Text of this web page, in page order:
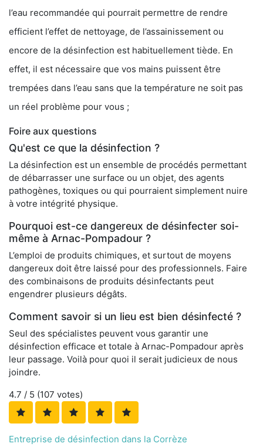
l’eau recommandée qui pourrait permettre de rendre
efficient l’effet de nettoyage, de l’assainissement ou
encore de la désinfection est habituellement tiède. En
effet, il est nécessaire que vos mains puissent être
trempées dans l’eau sans que la température ne soit pas
un réel problème pour vous ;
Foire aux questions
Qu'est ce que la désinfection ?
La désinfection est un ensemble de procédés permettant
de débarrasser une surface ou un objet, des agents
pathogènes, toxiques ou qui pourraient simplement nuire
à votre intégrité physique.
Pourquoi est-ce dangereux de désinfecter soi-
même à Arnac-Pompadour ?
L’emploi de produits chimiques, et surtout de moyens
dangereux doit être laissé pour des professionnels. Faire
des combinaisons de produits désinfectants peut
engendrer plusieurs dégâts.
Comment savoir si un lieu est bien désinfecté ?
Seul des spécialistes peuvent vous garantir une
désinfection efficace et totale à Arnac-Pompadour après
leur passage. Voilà pour quoi il serait judicieux de nous
joindre.
4.7 / 5 (107 votes)
Entreprise de désinfection dans la Corrèze